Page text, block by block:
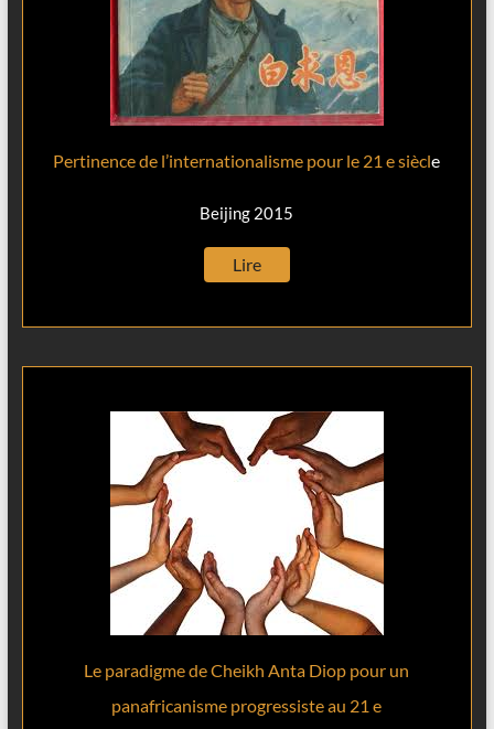
Pertinence de l’internationalisme pour le 21 e siècle
Beijing 2015
Lire
Le paradigme de Cheikh Anta Diop pour un
panafricanisme progressiste au 21 e